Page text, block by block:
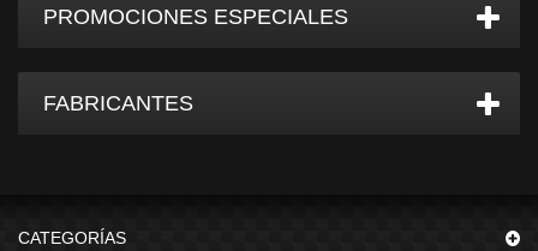
PROMOCIONES ESPECIALES
FABRICANTES
CATEGORÍAS